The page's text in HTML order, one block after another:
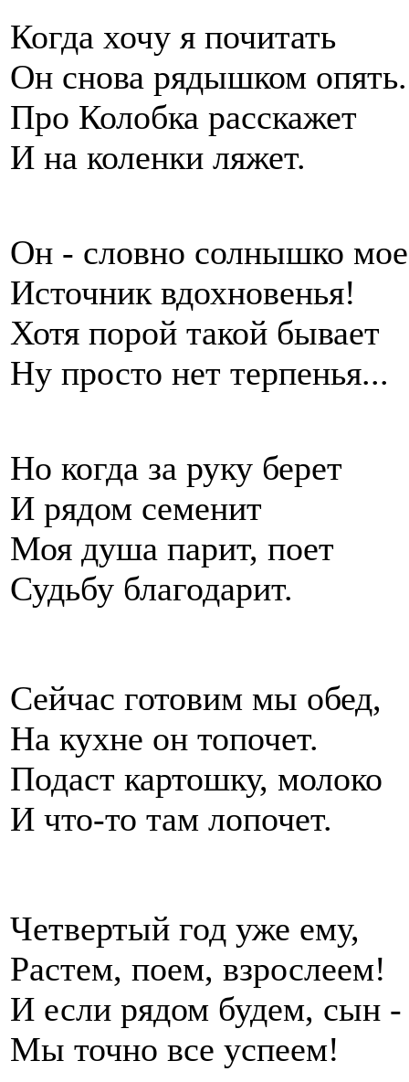
Когда хочу я почитать
Он снова рядышком опять.
Про Колобка расскажет
И на коленки ляжет.
Он - словно солнышко
Источник вдохновенья!
Хотя порой такой бывает
Ну просто нет терпенья...
Но когда за руку берет
И рядом семенит
Моя душа парит, поет
Судьбу благодарит.
Сейчас готовим мы обед,
На кухне он топочет.
Подаст картошку, молоко
И что-то там лопочет.
Четвертый год уже ему,
Растем, поем, взрослеем!
И если рядом будем, сын -
Мы точно все успеем!